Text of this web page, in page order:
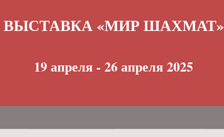
ВЫСТАВКА «МИР ШАХМАТ»
19 апреля - 26 апреля 2025